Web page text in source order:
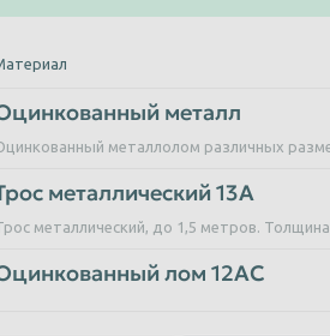
металл
металлолом различных
металлический 13А
металлический, до 1,5 метров.
лом 12АС